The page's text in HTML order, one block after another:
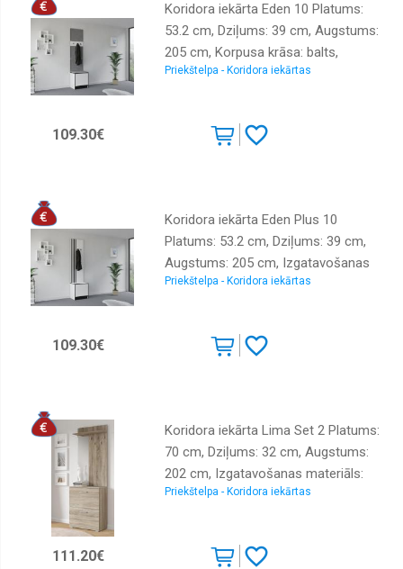
Koridora iekārta Eden 10 Platums:
53.2 cm, Dziļums: 39 cm, Augstums:
205 cm, Korpusa krāsa: balts,
Elementu krāsa: pelēks,
nē, Ar pakaramo: 1, Ar apavu plauktu:
Priekštelpa - Koridora iekārtas
109.30€
Koridora iekārta Eden Plus 10
Platums: 53.2 cm, Dziļums: 39 cm,
Augstums: 205 cm, Izgatavošanas
materiāls: LKSP, Virsma: matēta,
Krāsa: balts
Priekštelpa - Koridora iekārtas
109.30€
Koridora iekārta Lima Set 2 Platums:
70 cm, Dziļums: 32 cm, Augstums:
202 cm, Izgatavošanas materiāls:
KSP, Virsma: matēta, Elementu
Priekštelpa - Koridora iekārtas
111.20€